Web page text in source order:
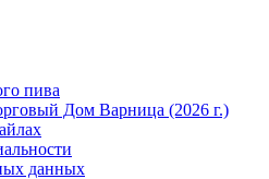
пива
Дом Варница (2026 г.)
данных